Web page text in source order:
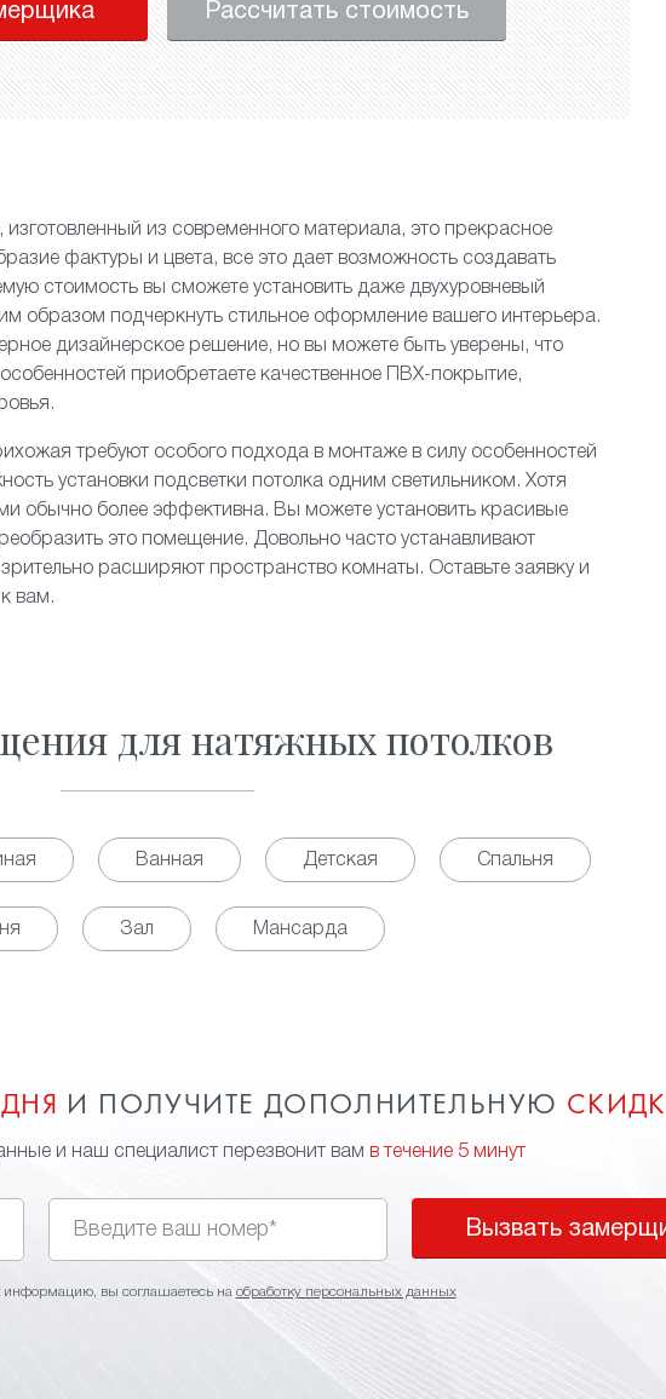
Рассчитать стоимость
, изготовленный из современного материала, это прекрасное
фактуры и цвета, все это дает возможность создавать
стоимость вы сможете установить даже двухуровневый
образом подчеркнуть стильное оформление вашего интерьера.
дизайнерское решение, но вы можете быть уверены, что
приобретаете качественное ПВХ-покрытие,
требуют особого подхода в монтаже в силу особенностей
установки подсветки потолка одним светильником. Хотя
обычно более эффективна. Вы можете установить красивые
это помещение. Довольно часто устанавливают
зрительно расширяют пространство комнаты. Оставьте заявку и
вам.
для натяжных потолков
Ванная Детская Спальня
Зал Мансарда
И ПОЛУЧИТЕ ДОПОЛНИТЕЛЬНУЮ
и наш специалист перезвонит вам в течение 5 минут
Вызвать
информацию, вы соглашаетесь на обработку персональных данных